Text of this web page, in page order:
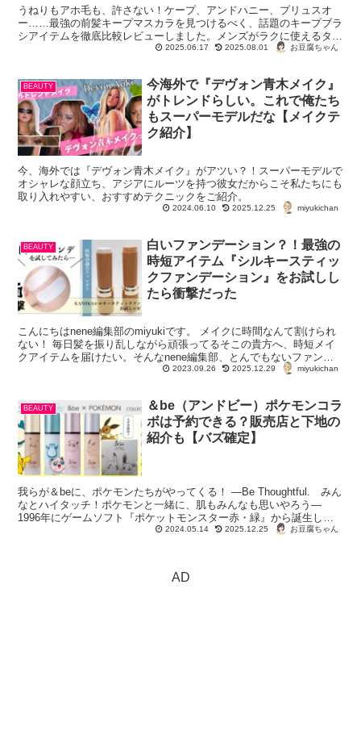
うねりもアホ毛も、許さない！ケープ、アンドハニー、プリュスオ
ー……最強の前髪キープマスカラを見つけるべく、話題のキープブラ
シアイテムを徹底比較レビューしました。メンズがラクに使えるタイ
2025.06.17 2025.08.01 お豆腐ちゃん
BEAUTY
今海外で『デヴォン青木メイク』
がトレンドらしい。これで俺たち
もスーパーモデルだな【メイクテ
ク紹介】
今、海外では『デヴォン青木メイク』がアツい？！スーパーモデルで
オシャレな顔立ち、アジアにルーツを持つ彼女だからこそ私たちにも
取り入れやすい、おすすめテクニックをご紹介。
2024.06.10 2025.12.25 miyukichan
BEAUTY
白いファンデーション？！最強の
時短アイテム『シルキースティッ
クファンデーション』をお試しし
たら衝撃だった
こんにちはnene編集部のmiyukiです。 メイクに時間なんて割けられ
ない！ 毎日髪を振り乱しながら頑張ってるそこの貴方へ、時短メイ
クアイテムを届けたい。そんなnene編集部、とんでもないファンデ
ーションに出会ってしまいまし...2023.09.26 2025.12.29 miyukichan
BEAUTY
＆be（アンドビー）ポケモンコラ
ボは予約できる？販売店と下地の
紹介も【バズ確定】
我らが＆beに、ポケモンたちがやってくる！ ―Be Thoughtful. みん
なとハイタッチ！ポケモンと一緒に、肌もみんなも思いやろう―
1996年にゲームソフト『ポケットモンスター赤・緑』から誕生した
2024.05.14 2025.12.25 お豆腐ちゃん
AD